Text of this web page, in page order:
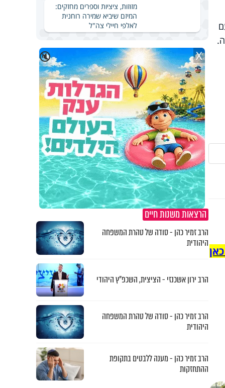
מזוזות, ציציות וספרים מחזקים:
המיזם שיביא שמירה רוחנית
לאלפי חיילי צה"ל
🔇 X
הרצאות משנות חיים
הרב זמיר כהן - סודה של טהרת המשפחה
היהודית
הרב ירון אשכנזי - הציצית, השכפ"ץ היהודי
הרב זמיר כהן - סודה של טהרת המשפחה
היהודית
הרב זמיר כהן - מענה ללבטים בתקופת
ההתחזקות